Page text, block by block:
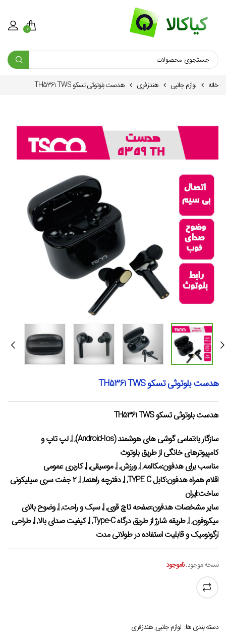
0
خانه لوازم جانبی هندزفری هدست بلوتوثی تسکو TH5361 TWS
هدست بلوتوثی تسکو TH5361 TWS
هدست بلوتوثی تسکو TH5361 TWS
سازگار با:تمامی گوشی های هوشمند (Android-Ios), |, لپ تاپ و
کامپیوترهای خانگی از طریق بلوتوث
مناسب برای هدفون:مکالمه, |, ورزش, |, موسیقی, |, کاربری عمومی
اقلام همراه هدفون:کابل TYPE C, |, دفترچه راهنما, |, ۲ جفت سری سیلیکونی
ساخت:ایران
سایر مشخصات هدفون:صفحه تاچ قوی, |, سبک و راحت, |, وضوح بالای
میکروفون, |, طریقه شارژ از طریق درگاه Type-C, |, کیفیت صدای بالا, |, طراحی
ارگونومیک و قابلیت استفاده در طولانی مدت
نسخه موجود:ناموجود
دسته بندی ها: لوازم جانبی,هندزفری